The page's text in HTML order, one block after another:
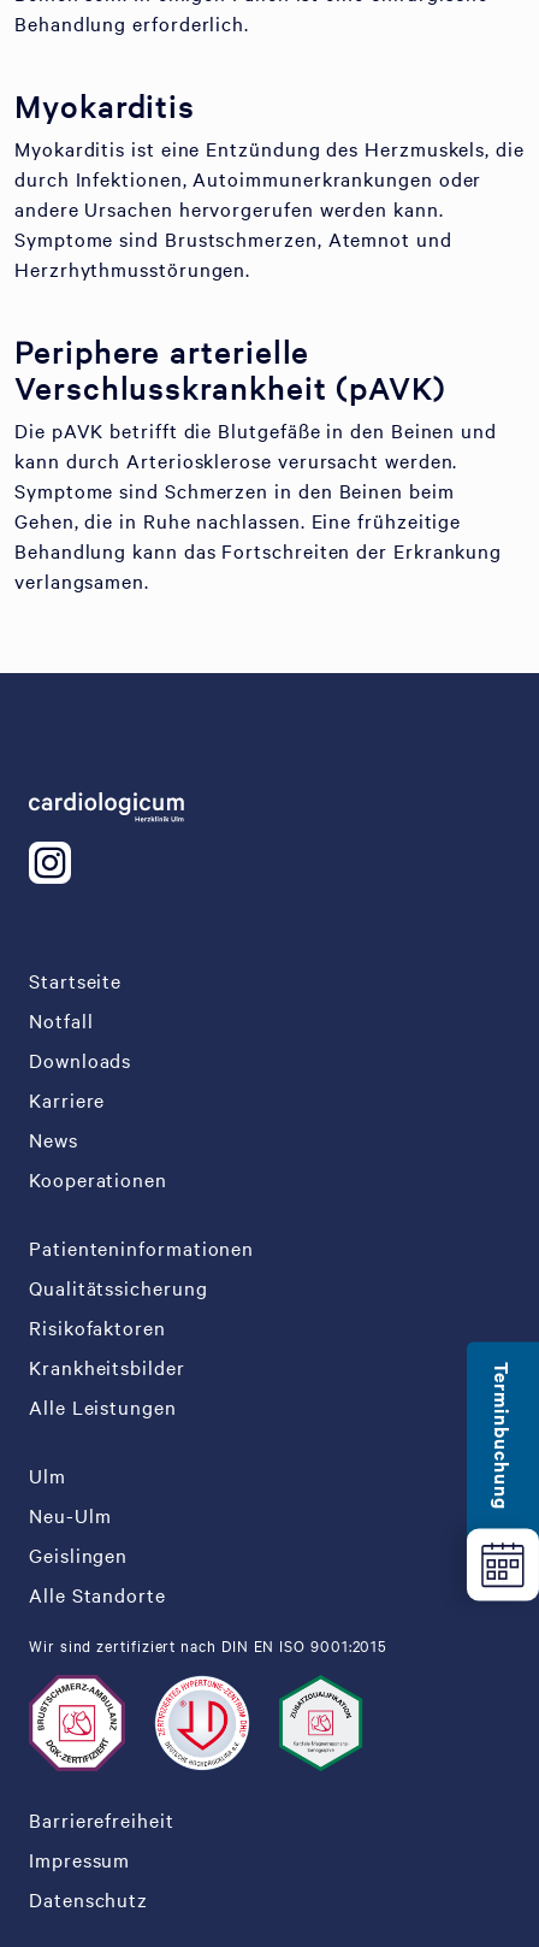
Behandlung erforderlich.
Myokarditis
Myokarditis ist eine Entzündung des Herzmuskels, die
durch Infektionen, Autoimmunerkrankungen oder
andere Ursachen hervorgerufen werden kann.
Symptome sind Brustschmerzen, Atemnot und
Herzrhythmusstörungen.
Periphere arterielle
Verschlusskrankheit (pAVK)
Die pAVK betrifft die Blutgefäße in den Beinen und
kann durch Arteriosklerose verursacht werden.
Symptome sind Schmerzen in den Beinen beim
Gehen, die in Ruhe nachlassen. Eine frühzeitige
Behandlung kann das Fortschreiten der Erkrankung
verlangsamen.
Startseite
Notfall
Downloads
Karriere
News
Kooperationen
Patienteninformationen
Qualitätssicherung
Risikofaktoren
Krankheitsbilder
Alle Leistungen
Ulm
Neu-Ulm
Geislingen
Alle Standorte
Wir sind zertifiziert nach DIN EN ISO 9001:2015
Barrierefreiheit
Impressum
Datenschutz
Terminbuchung